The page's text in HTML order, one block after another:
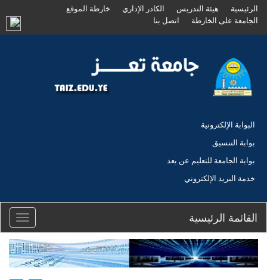
الرئيسية هيئة التدريس الكادر الإداري
خارطة الموقع
الجامعة على الخارطة
اتصل بنا
البوابة الإلكترونية
بوابة التنسيق
بوابة الجامعة للتعليم عن بعد
خدمة البريد الإلكتروني
Toggle
القائمة الرئيسية